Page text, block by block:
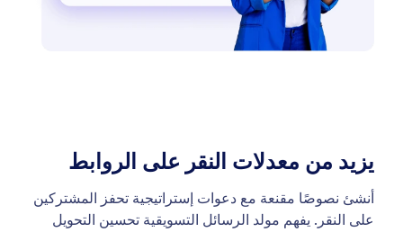
يزيد من معدلات النقر على الروابط
أنشئ نصوصًا مقنعة مع دعوات إستراتيجية تحفز المشتركين
على النقر. يفهم مولد الرسائل التسويقية تحسين التحويل